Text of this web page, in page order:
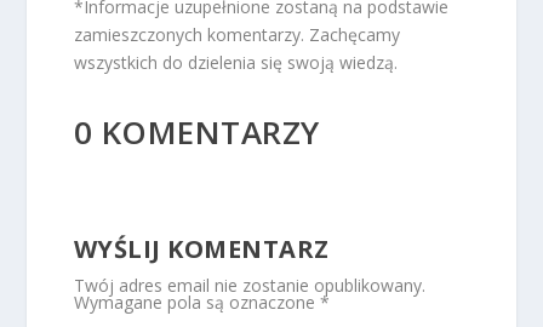
*Informacje uzupełnione zostaną na podstawie
zamieszczonych komentarzy. Zachęcamy
wszystkich do dzielenia się swoją wiedzą.
0 KOMENTARZY
WYŚLIJ KOMENTARZ
Twój adres email nie zostanie opublikowany.
Wymagane pola są oznaczone *